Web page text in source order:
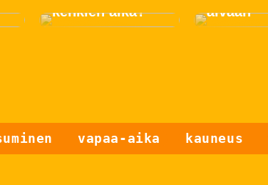
kenkien aika?
äivään
vapaa-aika kauneus